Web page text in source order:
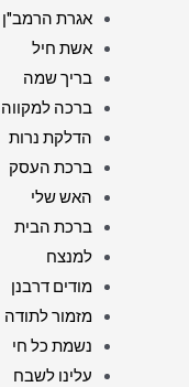
אגרת הרמב"ן
אשת חיל
בריך שמה
ברכה למקווה
הדלקת נרות
ברכת העסק
האש שלי
ברכת הבית
למנצח
מודים דרבנן
מזמור לתודה
נשמת כל חי
עלינו לשבח